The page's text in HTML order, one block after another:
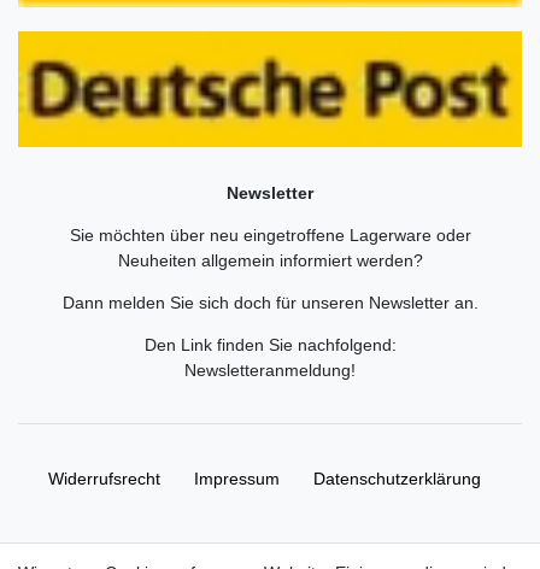
Newsletter
Sie möchten über neu eingetroffene Lagerware oder
Neuheiten allgemein informiert werden?
Dann melden Sie sich doch für unseren Newsletter an.
Den Link finden Sie nachfolgend:
Newsletteranmeldung!
Widerrufs­recht Impressum Daten­schutz­erklärung